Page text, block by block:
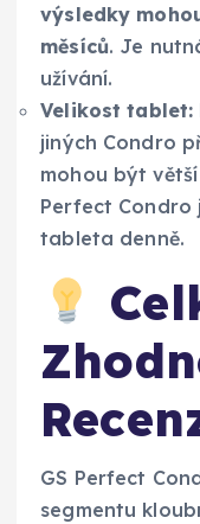
výsledky
měsíců. Je
užívání.
Velikost tablet:
jiných Condro
mohou být
Perfect Condro
tableta denně.
GS Perfect
segmentu